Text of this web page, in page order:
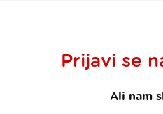
Prijavi se
Ali nam